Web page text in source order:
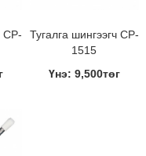
CP-
Тугалга шингээгч CP-
1515
Үнэ: 9,500төг